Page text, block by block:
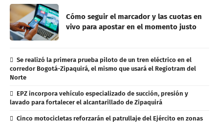
Cómo seguir el marcador y las cuotas en
vivo para apostar en el momento justo
Se realizó la primera prueba piloto de un tren eléctrico en el
corredor Bogotá-Zipaquirá, el mismo que usará el Regiotram del
Norte
EPZ incorpora vehículo especializado de succión, presión y
lavado para fortalecer el alcantarillado de Zipaquirá
Cinco motocicletas reforzarán el patrullaje del Ejército en zonas